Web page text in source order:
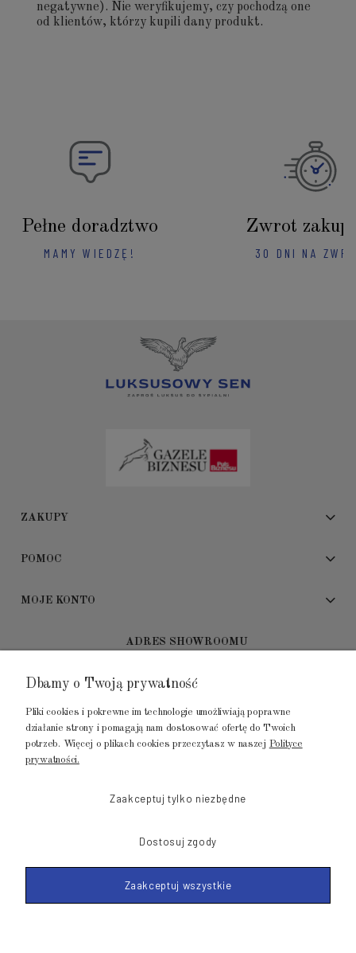
negatywne). Nie weryfikujemy, czy pochodzą one
od klientów, którzy kupili dany produkt.
Pełne doradztwo
MAMY WIEDZĘ!
Zwrot
30 DNI NA
ZAKUPY
POMOC
MOJE KONTO
ADRES SHOWROOMU
GALERIA METROPOLIA
ul. Jana Kilińskiego 4
80-452 Gdańsk
© 2011-2026 LuksusowySen.pl
Dbamy o Twoją prywatność
Pliki cookies i pokrewne im technologie umożliwiają poprawne
działanie strony i pomagają nam dostosować ofertę do Twoich
potrzeb. Więcej o plikach cookies przeczytasz w naszej Polityce
prywatności.
Zaakceptuj tylko niezbędne
Dostosuj zgody
Zaakceptuj wszystkie